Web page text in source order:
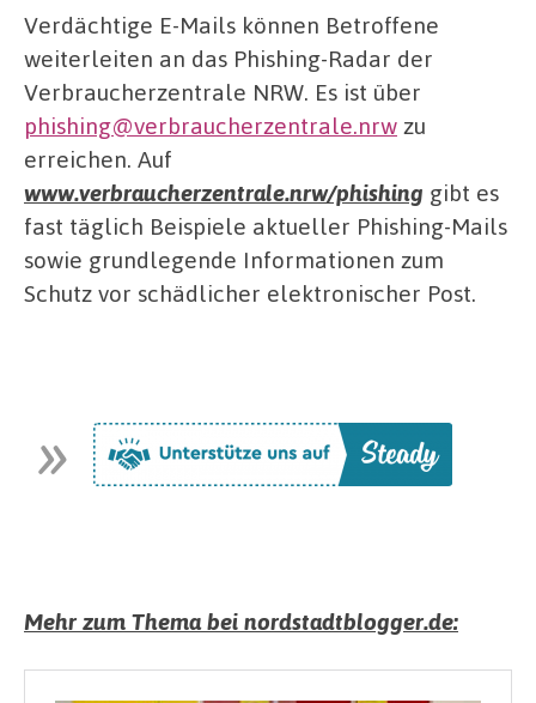
Verdächtige E-Mails können Betroffene
weiterleiten an das Phishing-Radar der
Verbraucherzentrale NRW. Es ist über
phishing@verbraucherzentrale.nrw zu
erreichen. Auf
www.verbraucherzentrale.nrw/phishing gibt es
fast täglich Beispiele aktueller Phishing-Mails
sowie grundlegende Informationen zum
Schutz vor schädlicher elektronischer Post.
Mehr zum Thema bei nordstadtblogger.de: